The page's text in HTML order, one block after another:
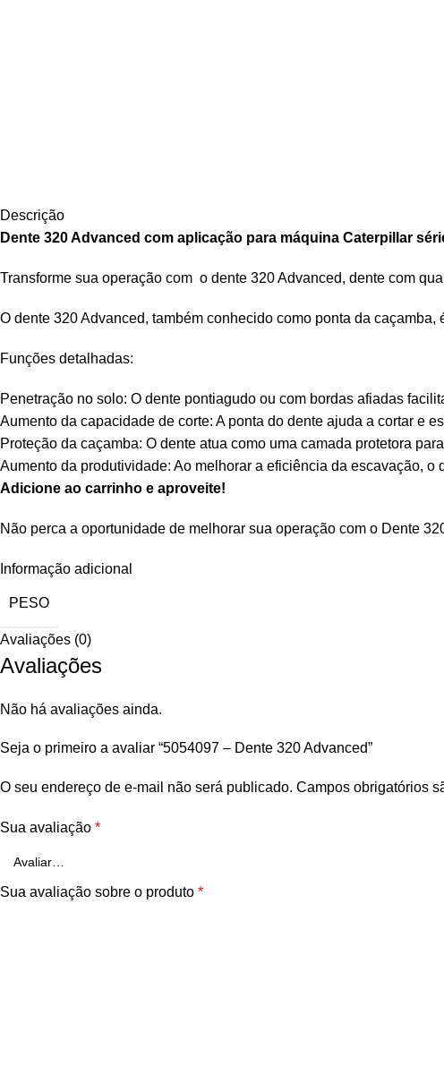
Descrição
Dente 320 Advanced com aplicação para máquina Caterpillar
Transforme sua operação com o dente 320 Advanced, dente com
O dente 320 Advanced, também conhecido como ponta da
Funções detalhadas:
Penetração no solo: O dente pontiagudo ou com bordas afiadas
Aumento da capacidade de corte: A ponta do dente ajuda a cortar e
Proteção da caçamba: O dente atua como uma camada protetora
Aumento da produtividade: Ao melhorar a eficiência da escavação,
Adicione ao carrinho e aproveite!
Não perca a oportunidade de melhorar sua operação com o Dente
Informação adicional
PESO
Avaliações (0)
Avaliações
Não há avaliações ainda.
Seja o primeiro a avaliar “5054097 – Dente 320 Advanced”
O seu endereço de e-mail não será publicado. Campos obrigatórios
Sua avaliação *
Sua avaliação sobre o produto *